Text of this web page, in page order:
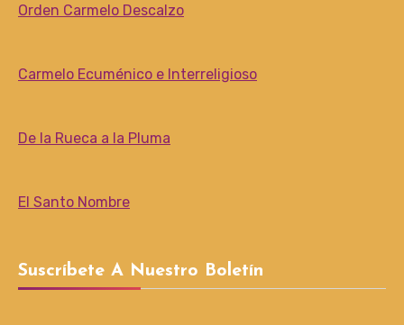
Orden Carmelo Descalzo
Carmelo Ecuménico e Interreligioso
De la Rueca a la Pluma
El Santo Nombre
Suscríbete A Nuestro Boletín